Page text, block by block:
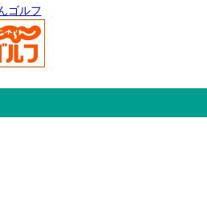
ゴルフ